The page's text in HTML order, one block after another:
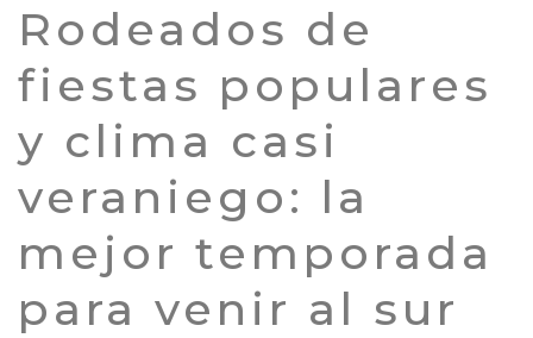
Rodeados de
fiestas populares
y clima casi
veraniego: la
mejor temporada
para venir al sur